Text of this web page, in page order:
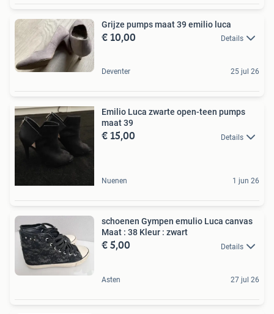
Grijze pumps maat 39 emilio luca
€ 10,00 Details
Deventer 25 jul 26
Emilio Luca zwarte open-teen pumps
maat 39
€ 15,00 Details
Nuenen 1 jun 26
schoenen Gympen emulio Luca canvas
Maat : 38 Kleur : zwart
€ 5,00 Details
Asten 27 jul 26